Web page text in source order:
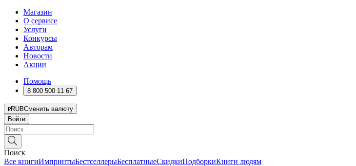
Магазин
О сервисе
Услуги
Конкурсы
Авторам
Новости
Акции
Помощь
8 800 500 11 67
RUBСменить валюту
Войти
Поиск
Все книгиИмпринтыБестселлерыБесплатныеСкидкиПодборкиКниги людям